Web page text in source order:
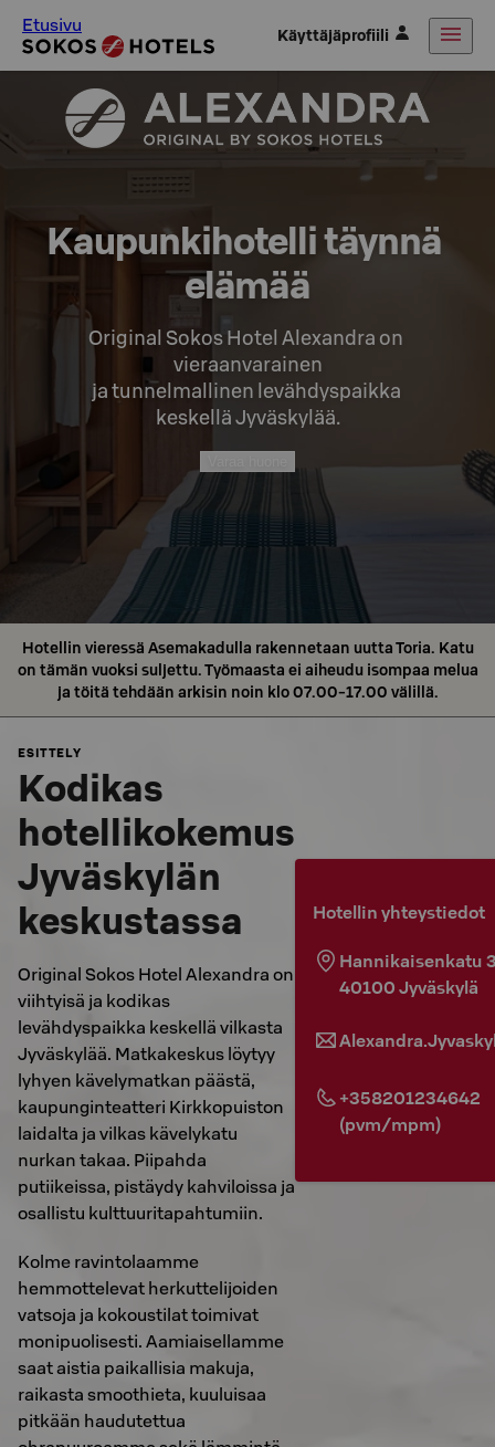
Etusivu Käyttäjäprofiili
Kaupunkihotelli täynnä
elämää
Original Sokos Hotel Alexandra on
vieraanvarainen
ja tunnelmallinen levähdyspaikka
keskellä Jyväskylää.
Hotellin vieressä Asemakadulla rakennetaan uutta Toria. Katu
on tämän vuoksi suljettu. Työmaasta ei aiheudu isompaa melua
ja töitä tehdään arkisin noin klo 07.00-17.00 välillä.
ESITTELY
Kodikas
hotellikokemus
Jyväskylän
keskustassa
Original Sokos Hotel Alexandra on
viihtyisä ja kodikas
levähdyspaikka keskellä vilkasta
Jyväskylää. Matkakeskus löytyy
lyhyen kävelymatkan päästä,
kaupunginteatteri Kirkkopuiston
laidalta ja vilkas kävelykatu
nurkan takaa. Piipahda
putiikeissa, pistäydy kahviloissa ja
osallistu kulttuuritapahtumiin.
Kolme ravintolaamme
hemmottelevat herkuttelijoiden
vatsoja ja kokoustilat toimivat
monipuolisesti. Aamiaisellamme
saat aistia paikallisia makuja,
raikasta smoothieta, kuuluisaa
pitkään haudutettua
Hotellin yhteystiedot
Hannikaisenkatu
40100 Jyväskylä
+358201234642
(pvm/mpm)